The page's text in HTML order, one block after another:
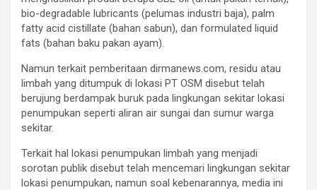
bio-degradable lubricants (pelumas industri baja), palm
fatty acid cistillate (bahan sabun), dan formulated liquid
fats (bahan baku pakan ayam).
Namun terkait pemberitaan dirmanews.com, residu atau
limbah yang ditumpuk di lokasi PT OSM disebut telah
berujung berdampak buruk pada lingkungan sekitar lokasi
penumpukan seperti aliran air sungai dan sumur warga
sekitar.
Terkait hal lokasi penumpukan limbah yang menjadi
sorotan publik disebut telah mencemari lingkungan sekitar
lokasi penumpukan, namun soal kebenarannya, media ini